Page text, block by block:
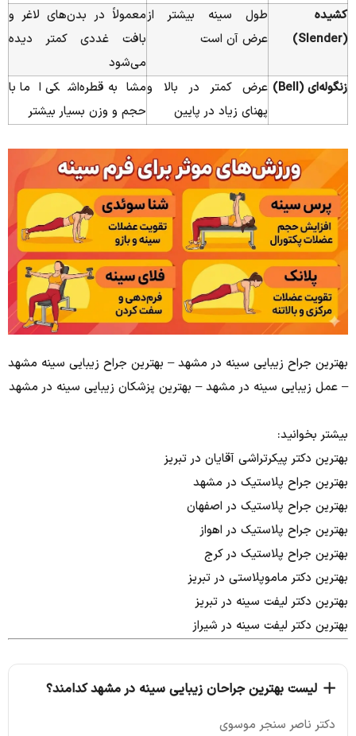
کشیده
(Slender)
طول سینه بیشتر از
عرض آن است
معمولاً در بدن‌های لاغر و
بافت غددی کمتر دیده
می‌شود
زنگوله‌ای (Bell)
عرض کمتر در بالا و
پهنای زیاد در پایین
مشابه قطره‌اشکی اما با
حجم و وزن بسیار بیشتر
بهترین جراح زیبایی سینه در مشهد – بهترین جراح زیبایی سینه مشهد
– عمل زیبایی سینه در مشهد – بهترین پزشکان زیبایی سینه در مشهد
بیشتر بخوانید:
بهترین دکتر پیکرتراشی آقایان در تبریز
بهترین جراح پلاستیک در مشهد
بهترین جراح پلاستیک در اصفهان
بهترین جراح پلاستیک در اهواز
بهترین جراح پلاستیک در کرج
بهترین دکتر ماموپلاستی در تبریز
بهترین دکتر لیفت سینه در تبریز
بهترین دکتر لیفت سینه در شیراز
لیست بهترین جراحان زیبایی سینه در مشهد کدامند؟
دکتر ناصر سنجر موسوی